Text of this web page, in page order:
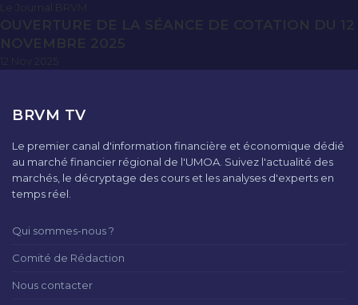
Le Journal BRVM
OUVERTURE DE LA SÉANCE DE COTATION DU 12
NOVEMBRE 2025
BRVM TV
Le premier canal d'information financière et économique dédié
au marché financier régional de l'UMOA. Suivez l'actualité des
marchés, le décryptage des cours et les analyses d'experts en
temps réel.
Qui sommes-nous ?
Comité de Rédaction
Nous contacter